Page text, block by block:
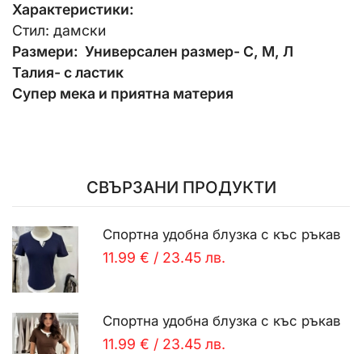
Характеристики:
Стил: дамски
Размери: Универсален размер- С, М, Л
Талия- с ластик
Супер мека и приятна материя
СВЪРЗАНИ ПРОДУКТИ
Спортна удобна блузка с къс ръкав
11.99 € / 23.45 лв.
Спортна удобна блузка с къс ръкав
11.99 € / 23.45 лв.